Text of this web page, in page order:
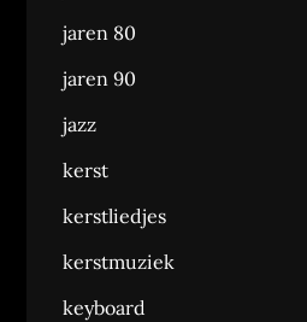
jaren 80
jaren 90
jazz
kerst
kerstliedjes
kerstmuziek
keyboard